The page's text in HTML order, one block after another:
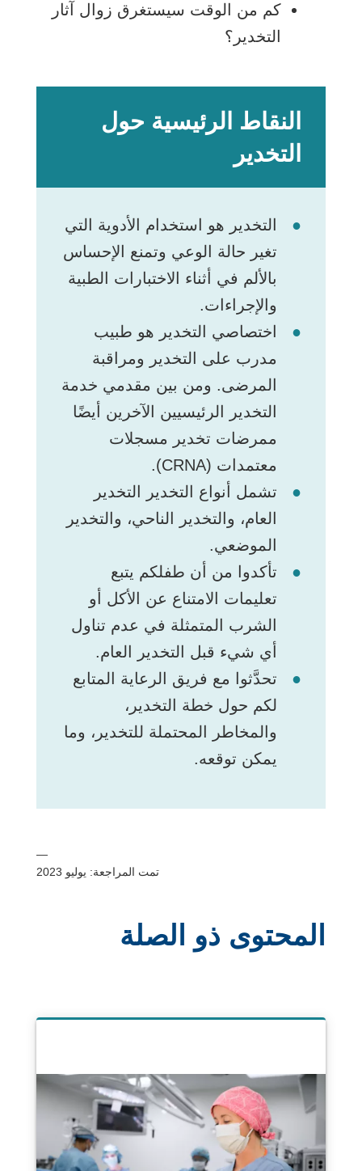
كم من الوقت سيستغرق زوال آثار
التخدير؟
النقاط الرئيسية حول
التخدير
التخدير هو استخدام الأدوية التي
تغير حالة الوعي وتمنع الإحساس
بالألم في أثناء الاختبارات الطبية
والإجراءات.
اختصاصي التخدير هو طبيب
مدرب على التخدير ومراقبة
المرضى. ومن بين مقدمي خدمة
التخدير الرئيسيين الآخرين أيضًا
ممرضات تخدير مسجلات
معتمدات (CRNA).
تشمل أنواع التخدير التخدير
العام، والتخدير الناحي، والتخدير
الموضعي.
تأكدوا من أن طفلكم يتبع
تعليمات الامتناع عن الأكل أو
الشرب المتمثلة في عدم تناول
أي شيء قبل التخدير العام.
تحدَّثوا مع فريق الرعاية المتابع
لكم حول خطة التخدير،
والمخاطر المحتملة للتخدير، وما
يمكن توقعه.
—
تمت المراجعة: يوليو 2023
المحتوى ذو الصلة